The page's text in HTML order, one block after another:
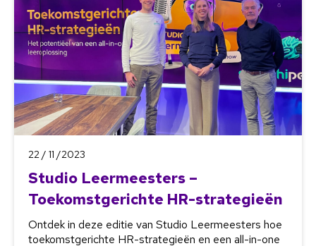
22 / 11 /2023
Studio Leermeesters –
Toekomstgerichte HR-strategieën
Ontdek in deze editie van Studio Leermeesters hoe
toekomstgerichte HR-strategieën en een all-in-one